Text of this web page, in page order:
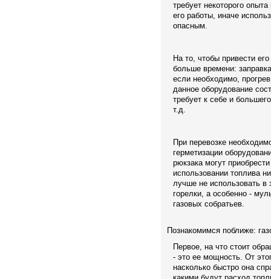
требует некоторого
его работы, иначе
опасным.
На то, чтобы привести
больше времени:
если необходимо,
данное оборудование
требует к себе и
т.д.
При перевозке
герметизации
рюкзака могут
использовании топлива
лучше не использовать
горелки, а особенно -
газовых собратьев.
Познакомимся поближе:
Первое, на что стоит
- это ее мощность. От
насколько быстро она